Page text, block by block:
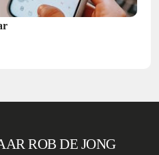
ROB DE JONG